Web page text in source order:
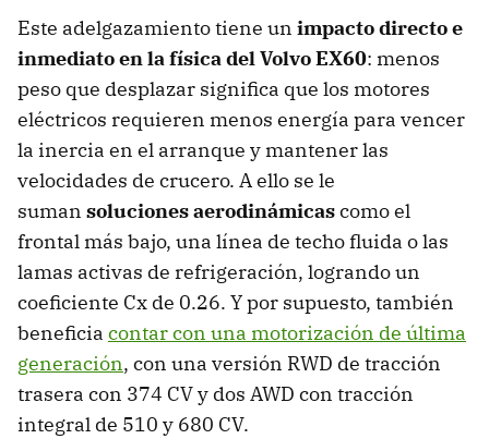
Este adelgazamiento tiene un impacto directo e
inmediato en la física del Volvo EX60: menos
peso que desplazar significa que los motores
eléctricos requieren menos energía para vencer
la inercia en el arranque y mantener las
velocidades de crucero. A ello se le
suman soluciones aerodinámicascomo el
frontal más bajo, una línea de techo fluida o las
lamas activas de refrigeración, logrando un
coeficiente Cx de 0.26. Y por supuesto, también
beneficia contar con una motorización de última
generación, con una versión RWD de tracción
trasera con 374 CV y dos AWD con tracción
integral de 510 y 680 CV.